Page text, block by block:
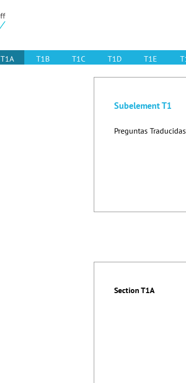
T1A T1B T1C T1D T1E
Subelement T1
Preguntas
Section T1A